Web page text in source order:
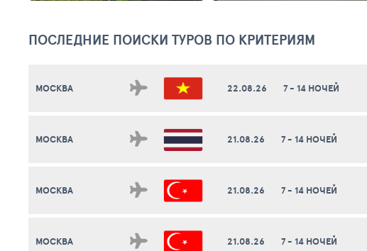
ПОСЛЕДНИЕ ПОИСКИ ТУРОВ ПО КРИТЕРИЯМ
МОСКВА 22.08.26 7 - 14 НОЧЕЙ
МОСКВА 21.08.26 7 - 14 НОЧЕЙ
МОСКВА 21.08.26 7 - 14 НОЧЕЙ
МОСКВА 21.08.26 7 - 14 НОЧЕЙ